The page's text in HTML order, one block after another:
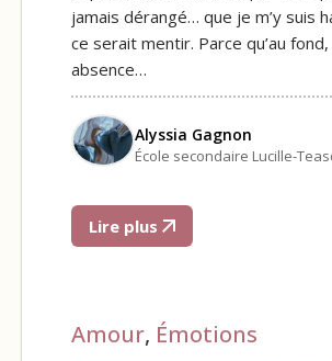
jamais dérangé… que je m’y suis
ce serait mentir. Parce qu’au
absence…
Alyssia Gagnon
École secondaire Lucille-
Lire plus
Amour, Émotions